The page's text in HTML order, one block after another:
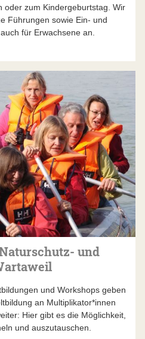
oder zum Kindergeburtstag. Wir
Führungen sowie Ein- und
für Erwachsene an.
und
und Workshops geben
an Multiplikator*innen
Hier gibt es die Möglichkeit,
und auszutauschen.